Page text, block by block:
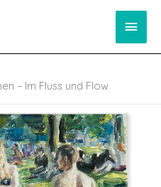
– Im Fluss und Flow